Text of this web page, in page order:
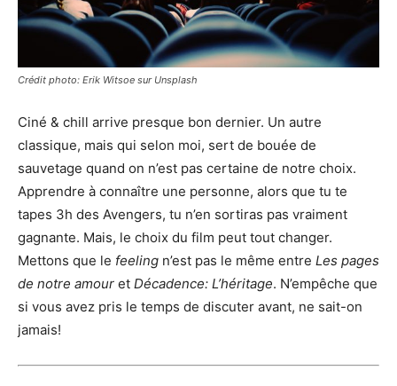
Crédit photo: Erik Witsoe sur Unsplash
Ciné & chill arrive presque bon dernier. Un autre
classique, mais qui selon moi, sert de bouée de
sauvetage quand on n’est pas certaine de notre choix.
Apprendre à connaître une personne, alors que tu te
tapes 3h des Avengers, tu n’en sortiras pas vraiment
gagnante. Mais, le choix du film peut tout changer.
Mettons que le feeling n’est pas le même entre Les pages
de notre amour et Décadence: L’héritage. N’empêche que
si vous avez pris le temps de discuter avant, ne sait-on
jamais!